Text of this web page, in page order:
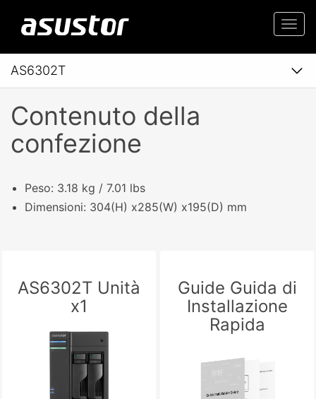
AS6302T
Contenuto della
confezione
Peso: 3.18 kg / 7.01 lbs
Dimensioni: 304(H) x285(W) x195(D) mm
AS6302T Unità
x1
Guide Guida di
Installazione
Rapida